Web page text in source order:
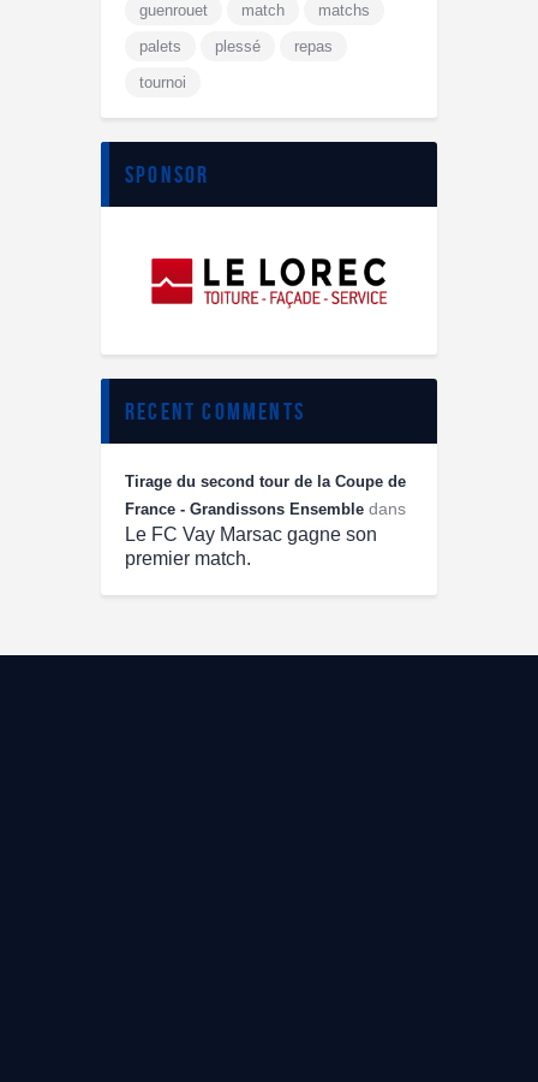
guenrouet
match
matchs
palets
plessé
repas
tournoi
sponsor
recent comments
Tirage du second tour de la Coupe de
France - Grandissons Ensemble dans
Le FC Vay Marsac gagne son
premier match.